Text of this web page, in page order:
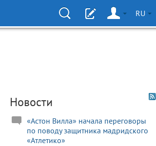
RU
Новости
«Астон Вилла» начала переговоры
по поводу защитника мадридского
«Атлетико»